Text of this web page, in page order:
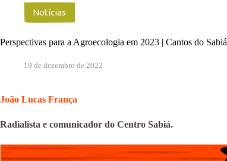
Notícias
Perspectivas para a Agroecologia em 2023 | Cantos do Sabiá
19 de dezembro de 2022
João Lucas França
Radialista e comunicador do Centro Sabiá.